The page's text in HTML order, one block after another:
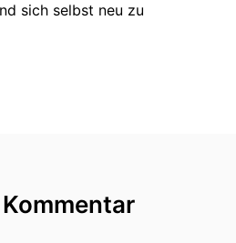
sich selbst neu zu